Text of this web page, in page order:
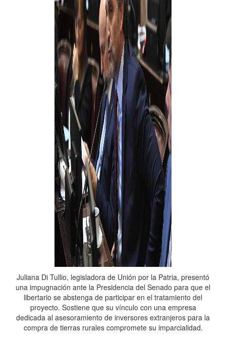
Juliana Di Tullio, legisladora de Unión por la Patria, presentó
una impugnación ante la Presidencia del Senado para que el
libertario se abstenga de participar en el tratamiento del
proyecto. Sostiene que su vínculo con una empresa
dedicada al asesoramiento de inversores extranjeros para la
compra de tierras rurales compromete su imparcialidad.